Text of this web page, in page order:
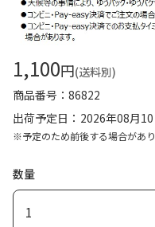
1,100円(送料別)
商品番号
86822
出荷予定日
2026年08月10
※予定のため前後する場合があり
数量
1